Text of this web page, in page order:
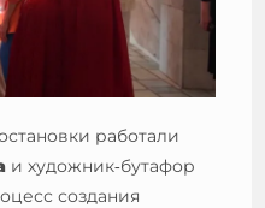
работали
и художник‑бутафор
создания